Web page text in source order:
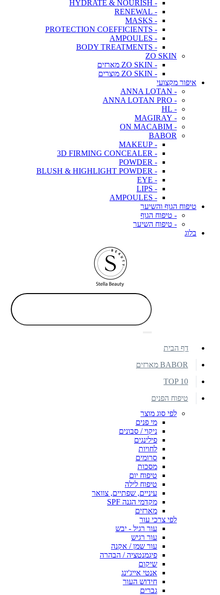
- HYDRATE & NOURISH
- RENEWAL
- MASKS
- PROTECTION COEFFICIENTS
- AMPOULES
- BODY TREATMENTS
ZO SKIN
- ZO SKIN מארזים
- ZO SKIN מוצרים
איפור מקצועי
- ANNA LOTAN
- ANNA LOTAN PRO
- HL
- MAGIRAY
- ON MACABIM
BABOR
- MAKEUP
- 3D FIRMING CONCEALER
- POWDER
- BLUSH & HIGHLIGHT POWDER
- EYE
- LIPS
- AMPOULES
טיפוח הגוף והשיער
- טיפוח הגוף
- טיפוח השיער
בלוג
דף הבית
BABOR מארזים
TOP 10
טיפוח הפנים
לפי סוג מוצר
מי פנים
ניקוי / סבונים
פילינגים
לחויות
סרומים
מסכות
טיפוח יום
טיפוח לילה
עיניים, שפתיים, צוואר
מקדמי הגנה SPF
מארזים
לפי צרכי עור
עור רגיל - יבש
עור רגיש
עור שמן / אקנה
פיגמנטציה / הבהרה
שיקום
אנטי אייג'ינג
חידוש העור
גברים